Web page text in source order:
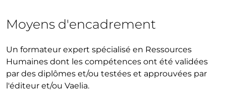
Moyens d'encadrement
Un formateur expert spécialisé en Ressources
Humaines dont les compétences ont été validées
par des diplômes et/ou testées et approuvées par
l'éditeur et/ou Vaelia.